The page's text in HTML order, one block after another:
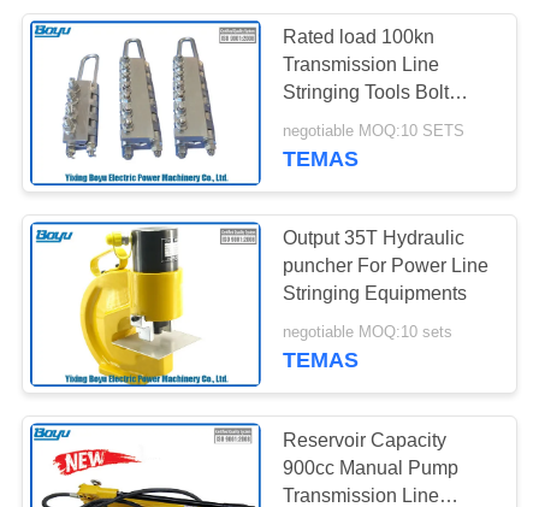
BIR
TEKLIF
ISTEĞI
SITE
HARITASI
PRIVACY
POLICY
Rated load 100kn
Transmission Line
Stringing Tools Bolt
Type Anti-Twisting Steel
Wire Rope Gripper
negotiable MOQ:10 SETS
TEMAS
Output 35T Hydraulic
puncher For Power Line
Stringing Equipments
negotiable MOQ:10 sets
TEMAS
Reservoir Capacity
900cc Manual Pump
Transmission Line